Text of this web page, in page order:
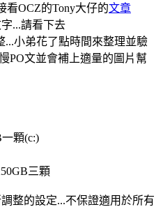
看OCZ的Tony大仔的文章
...請看下去
...小弟花了點時間來整理並驗
PO文並會補上適量的圖片幫
一顆(c:)
三顆
整的設定...不保證適用於所有